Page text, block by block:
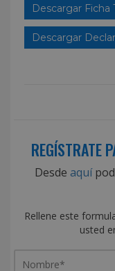
Descargar Ficha
Descargar
REGÍSTRATE
Desde aquí
Rellene este
usted